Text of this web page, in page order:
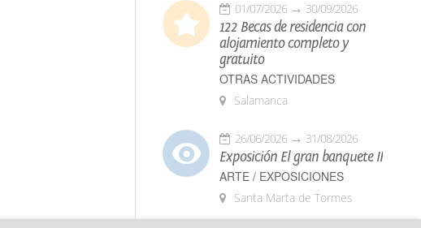
01/07/2026 30/09/2026
122 Becas de residencia con
alojamiento completo y
gratuito
OTRAS ACTIVIDADES
Salamanca
26/06/2026 31/08/2026
Exposición El gran banquete II
ARTE / EXPOSICIONES
Santa Marta de Tormes